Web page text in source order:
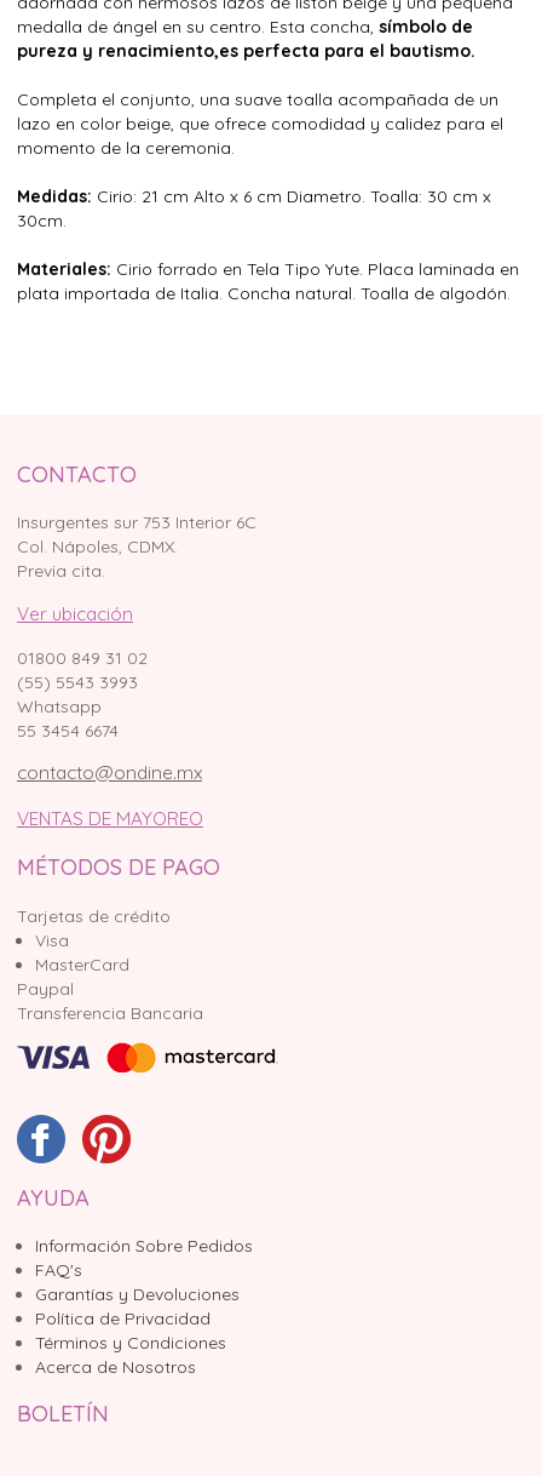
medalla de ángel en su centro. Esta concha, símbolo de
pureza y renacimiento,es perfecta para el bautismo.
Completa el conjunto, una suave toalla acompañada de un
lazo en color beige, que ofrece comodidad y calidez para el
momento de la ceremonia.
Medidas: Cirio: 21 cm Alto x 6 cm Diametro. Toalla: 30 cm x
30cm.
Materiales: Cirio forrado en Tela Tipo Yute. Placa laminada en
plata importada de Italia. Concha natural. Toalla de algodón.
CONTACTO
Insurgentes sur 753 Interior 6C
Col. Nápoles, CDMX.
Previa cita.
Ver ubicación
01800 849 31 02
(55) 5543 3993
Whatsapp
55 3454 6674
contacto@ondine.mx
VENTAS DE MAYOREO
MÉTODOS DE PAGO
Tarjetas de crédito
Visa
MasterCard
Paypal
Transferencia Bancaria
AYUDA
Información Sobre Pedidos
FAQ's
Garantías y Devoluciones
Política de Privacidad
Términos y Condiciones
Acerca de Nosotros
BOLETÍN